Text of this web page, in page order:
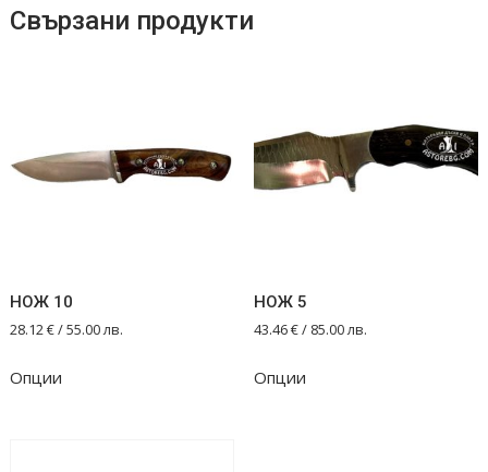
Свързани продукти
НОЖ 10
28.12€/ 55.00 лв.
Опции
НОЖ 5
43.46€/ 85.00 лв.
Опции